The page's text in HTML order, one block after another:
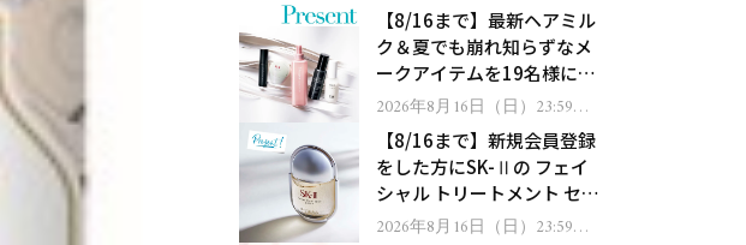
処！
【8/16まで】最新ヘアミル
ク＆夏でも崩れ知らずなメ
ークアイテムを19名様にプ
レゼント！
2026年8月16日（日）23:59ま
で【8/16まで】新規会員登録
をした方にSK-Ⅱの フェイ
シャル トリートメント セラ
ムをプレゼント！
2026年8月16日（日）23:59ま